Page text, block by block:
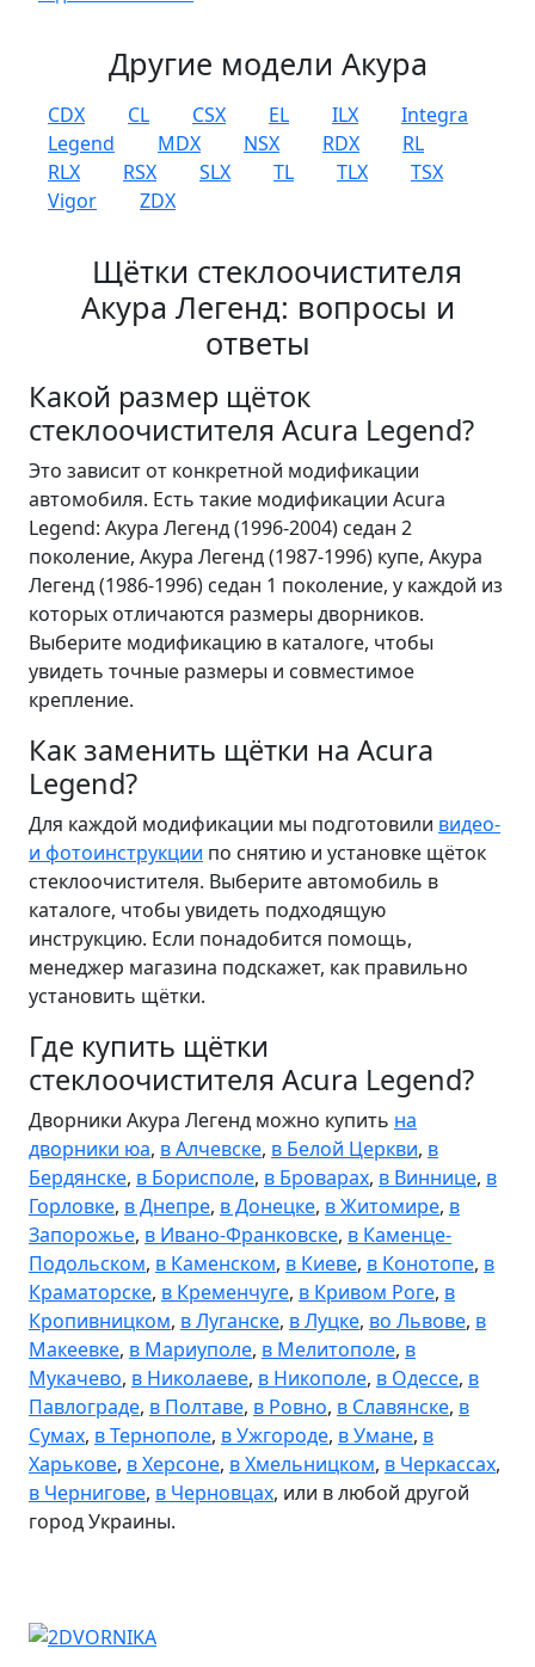
Другие модели Акура
CDX CL CSX EL ILX
Integra
Legend
MDX NSX RDX
RL
RLX
RSX SLX TL TLX
TSX
Vigor
ZDX
Щётки стеклоочистителя
Акура Легенд: вопросы и
ответы
Какой размер щёток
стеклоочистителя Acura Legend?
Это зависит от конкретной модификации
автомобиля. Есть такие модификации Acura
Legend: Акура Легенд (1996-2004) седан 2
поколение, Акура Легенд (1987-1996) купе, Акура
Легенд (1986-1996) седан 1 поколение, у каждой из
которых отличаются размеры дворников.
Выберите модификацию в каталоге, чтобы
увидеть точные размеры и совместимое
крепление.
Как заменить щётки на Acura
Legend?
Для каждой модификации мы подготовили видео-
и фотоинструкции по снятию и установке щёток
стеклоочистителя. Выберите автомобиль в
каталоге, чтобы увидеть подходящую
инструкцию. Если понадобится помощь,
менеджер магазина подскажет, как правильно
установить щётки.
Где купить щётки
стеклоочистителя Acura Legend?
Дворники Акура Легенд можно купить на
дворники юа, в Алчевске, в Белой Церкви, в
Бердянске, в Борисполе, в Броварах, в Виннице, в
Горловке, в Днепре, в Донецке, в Житомире, в
Запорожье, в Ивано-Франковске, в Каменце-
Подольском, в Каменском, в Киеве, в Конотопе, в
Краматорске, в Кременчуге, в Кривом Роге, в
Кропивницком, в Луганске, в Луцке, во Львове, в
Макеевке, в Мариуполе, в Мелитополе, в
Мукачево, в Николаеве, в Никополе, в Одессе, в
Павлограде, в Полтаве, в Ровно, в Славянске, в
Сумах, в Тернополе, в Ужгороде, в Умане, в
Харькове, в Херсоне, в Хмельницком, в Черкассах,
в Чернигове, в Черновцах, или в любой другой
город Украины.